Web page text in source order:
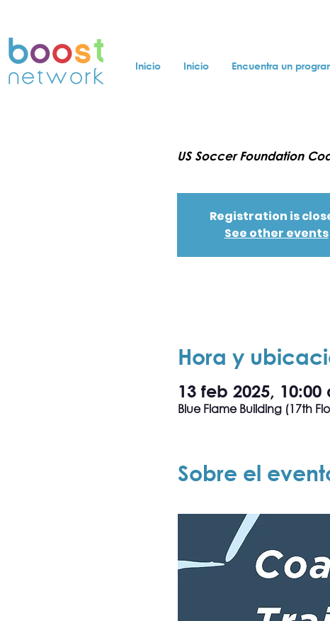
Inicio Inicio Encuentra un
US Soccer Foundation
Registration is
See other events
Hora y
13 feb 2025,
Blue Flame Building (17th
Sobre el